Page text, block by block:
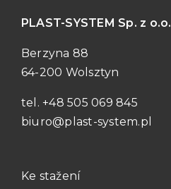
PLAST-SYSTEM Sp. z o.o.
Berzyna 88
64-200 Wolsztyn
tel.+48 505 069 845
biuro@plast-system.pl
Ke stažení